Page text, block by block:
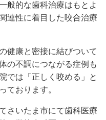
般的な歯科治療はもとよ
連性に着目した咬合治療
健康と密接に結びついて
の不調につながる症例も
では「正しく咬める」と
ております。
さいたま市にて歯科医療